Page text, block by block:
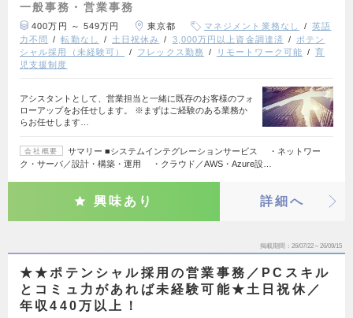
一般事務・営業事務
400万円 ～ 549万円 東京都 マネジメント業務なし
英語
力不問
転勤なし 土日祝休み 3,000万円以上資金調達済
ポテン
シャル採用（未経験可）
フレックス勤務 リモートワーク可能
育
児支援制度
アシスタントとして、営業担当と一緒に既存のお客様のフォ
ローアップをお任せします。 ※まずはご経験のある業務か
らお任せします…
会社概要
サマリー ■システムインテグレーションサービス ・ネットワー
ク・サーバ／設計・構築・運用 ・クラウド／AWS・Azure設…
興味あり 詳細へ
掲載期間 26/07/22～26/09/15
★★ポテンシャル採用の営業事務／PCスキル
とコミュ力があれば未経験可能★土日祝休／
年収440万以上！